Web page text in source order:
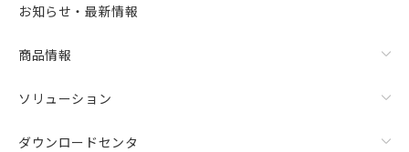
お知らせ・最新情報
商品情報
ソリューション
ダウンロードセンタ